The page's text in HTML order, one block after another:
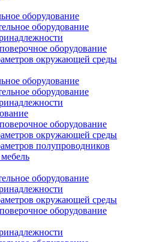
оборудование
оборудование
оборудование
окружающей среды
оборудование
оборудование
оборудование
окружающей среды
полупроводников
оборудование
окружающей среды
оборудование